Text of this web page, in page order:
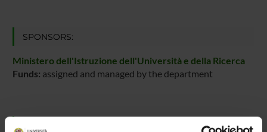
SPONSORS:
Ministero dell'Istruzione dell'Università e della Ricerca
Funds: assigned and managed by the department